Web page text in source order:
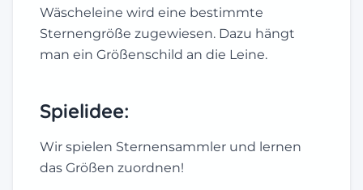
Wäscheleine wird eine bestimmte
Sternengröße zugewiesen. Dazu hängt
man ein Größenschild an die Leine.
Spielidee:
Wir spielen Sternensammler und lernen
das Größen zuordnen!